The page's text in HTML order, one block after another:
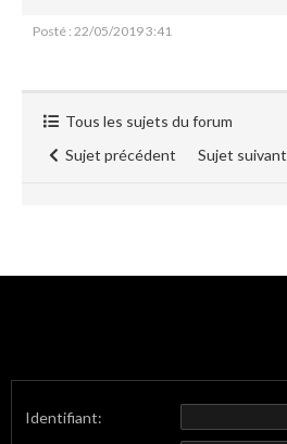
Posté : 22/05/2019 3:41
Tous les sujets du forum
Sujet précédent
Sujet suivant
Identifiant: